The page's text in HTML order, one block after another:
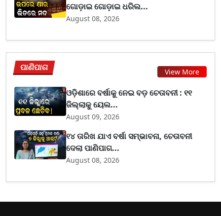
ଗୋଡ଼ାଇ ଗୋଡ଼ାଇ ଧରିଲ...
August 08, 2026
ପାଣିପାଗ View More
ଓଡ଼ିଶାରେ ବର୍ଷାକୁ ନେଇ ବଡ଼ ଚେତାବନୀ : ୧୧
ଜିଲ୍ଲାକୁ ୟେଲ...
August 09, 2026
୧୪ ତାରିଖ ଯାଏ ବର୍ଷା ସମ୍ଭାବନା, ଚେତାବନୀ
ଦେଲା ପାଣିପାଗ...
August 08, 2026